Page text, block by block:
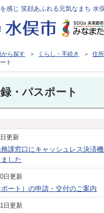
感じ 笑顔あふれる元気なまち 水
から探す ＞ くらし・手続き ＞住
ト
・パスポート
更新
課窓口にキャッシュレス決済
した
日更新
ート）の申請・交付のご案内
日更新